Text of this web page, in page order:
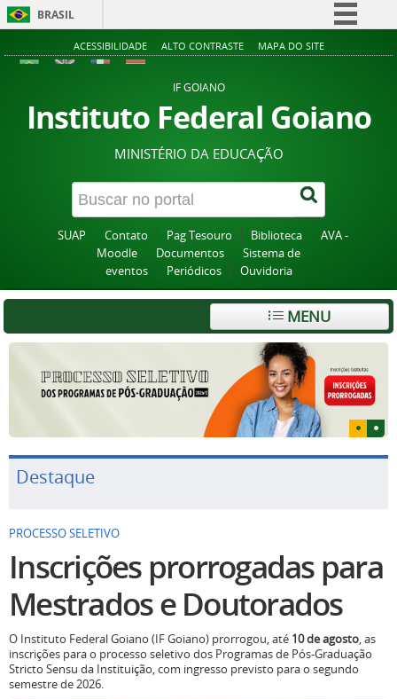
BRASIL
Simplifique!
Acesso à informação
Legislação
Canais
ACESSIBILIDADE ALTO CONTRASTE MAPA DO SITE
IF GOIANO
Instituto Federal Goiano
MINISTÉRIO DA EDUCAÇÃO
SUAP Contato Pag Tesouro Biblioteca
AVA -
Moodle
Documentos
Sistema de
eventos
Periódicos Ouvidoria
MENU
Destaque
PROCESSO SELETIVO
Inscrições prorrogadas para
Mestrados e Doutorados
O Instituto Federal Goiano (IF Goiano) prorrogou, até 10 de agosto, as
inscrições para o processo seletivo dos Programas de Pós-Graduação
Stricto Sensu da Instituição, com ingresso previsto para o segundo
semestre de 2026.